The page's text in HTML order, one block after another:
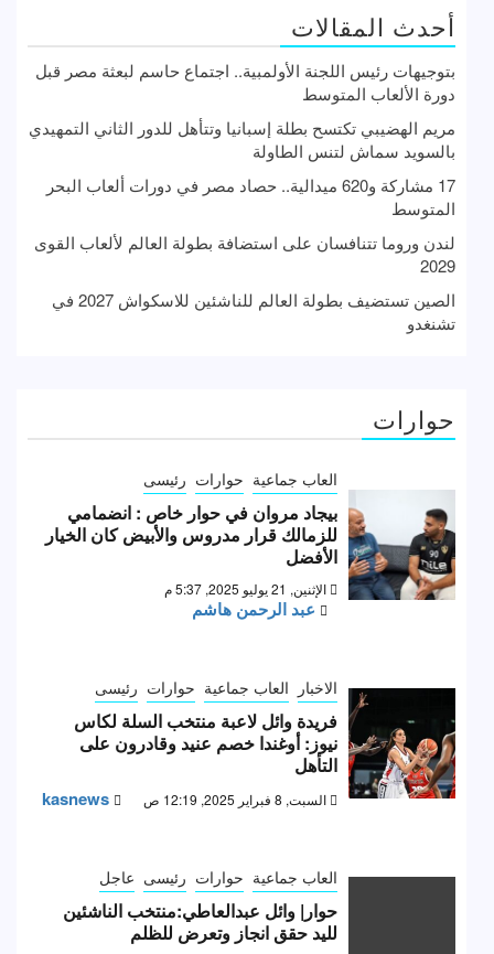
أحدث المقالات
بتوجيهات رئيس اللجنة الأولمبية.. اجتماع حاسم لبعثة مصر قبل
دورة الألعاب المتوسط
مريم الهضيبي تكتسح بطلة إسبانيا وتتأهل للدور الثاني التمهيدي
بالسويد سماش لتنس الطاولة
17 مشاركة و620 ميدالية.. حصاد مصر في دورات ألعاب البحر
المتوسط
لندن وروما تتنافسان على استضافة بطولة العالم لألعاب القوى
2029
الصين تستضيف بطولة العالم للناشئين للاسكواش 2027 في
تشنغدو
حوارات
العاب جماعية حوارات رئيسى
بيجاد مروان في حوار خاص : انضمامي
للزمالك قرار مدروس والأبيض كان الخيار
الأفضل
الإثنين, 21 يوليو 2025, 5:37 م
عبد الرحمن هاشم
الاخبار العاب جماعية حوارات رئيسى
فريدة وائل لاعبة منتخب السلة لكاس
نيوز: أوغندا خصم عنيد وقادرون على
التأهل
السبت, 8 فبراير 2025, 12:19 ص kasnews
العاب جماعية حوارات رئيسى عاجل
حوار| وائل عبدالعاطي:منتخب الناشئين
لليد حقق انجاز وتعرض للظلم